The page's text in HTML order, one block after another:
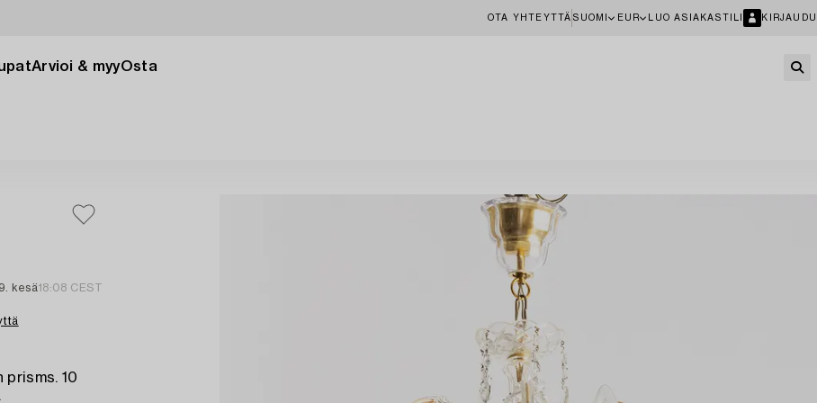
OTA YHTEYTTÄ SUOMI EUR LUO ASIAKASTILI KIRJAUDU
Arvioi & myyOsta
9. kesä18:08 CEST
10